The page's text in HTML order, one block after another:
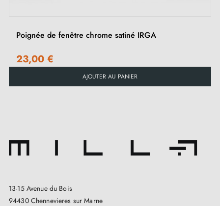
Poignée de fenêtre chrome satiné IRGA
23,00 €
AJOUTER AU PANIER
13-15 Avenue du Bois
94430 Chennevieres sur Marne